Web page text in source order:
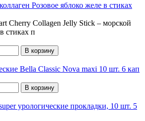
Розовое яблоко желе в стиках
Cherry Collagen Jelly Stick – морской
стиках п
Bella Classic Nova maxi 10 шт. 6 кап
урологические прокладки, 10 шт. 5